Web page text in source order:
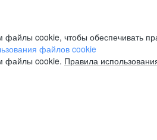
cookie, чтобы обеспечивать
файлов cookie
файлы cookie. Правила